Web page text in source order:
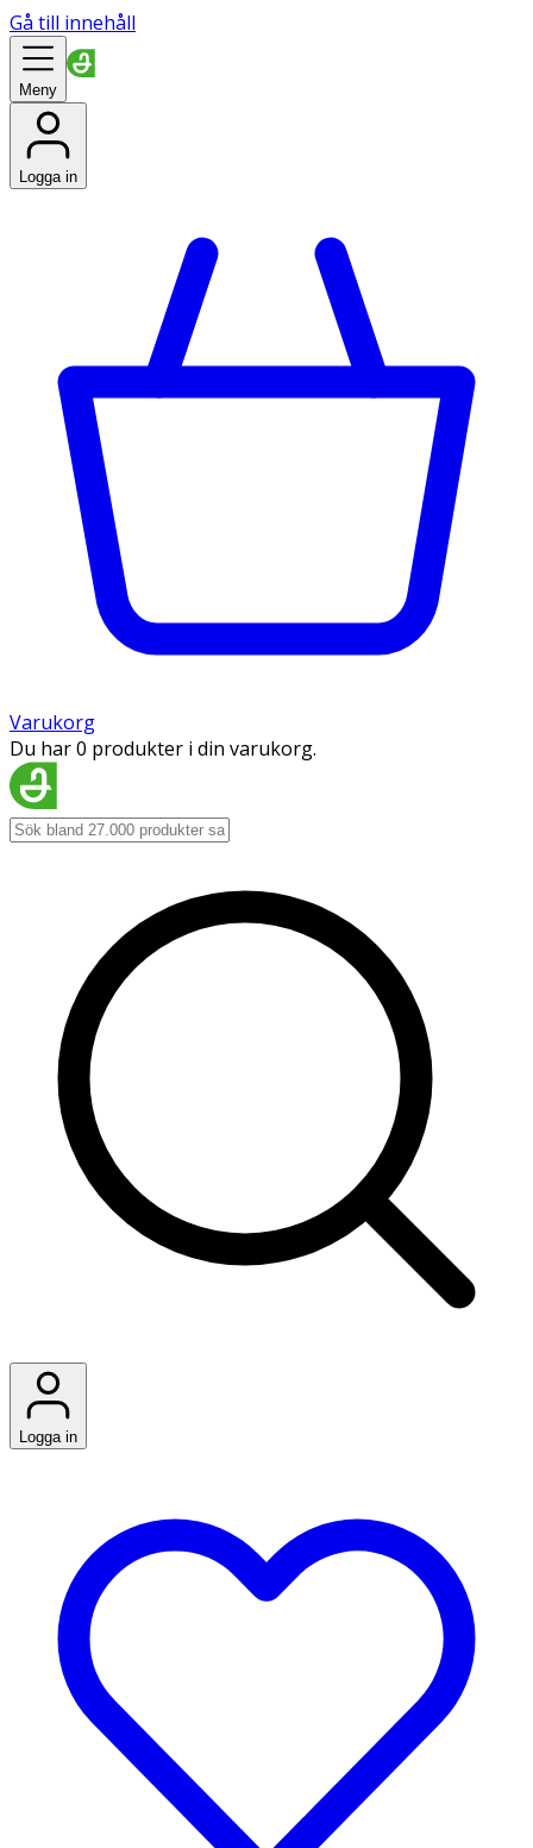
Gå till innehåll
Meny
Logga in
Varukorg
Du har 0 produkter i din varukorg.
Logga in